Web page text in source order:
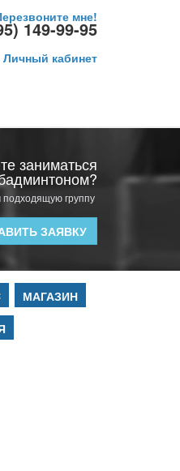
149-99-95
мне!
Личный кабинет
заниматься
группу
ЗАЯВКУ
МАГАЗИН